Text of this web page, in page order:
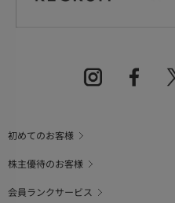
初めてのお客様
株主優待のお客様
会員ランクサービス